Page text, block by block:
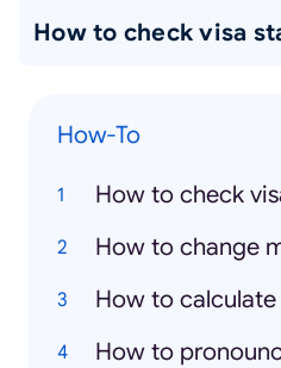
How to check visa
How-To
How to